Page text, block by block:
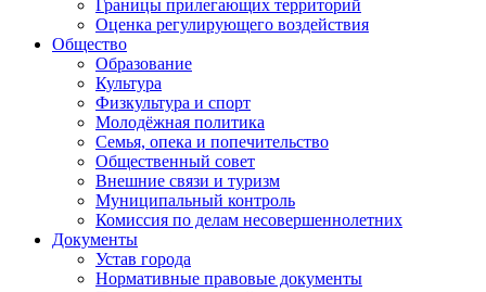
Границы прилегающих территорий
Оценка регулирующего воздействия
Общество
Образование
Культура
Физкультура и спорт
Молодёжная политика
Семья, опека и попечительство
Общественный совет
Внешние связи и туризм
Муниципальный контроль
Комиссия по делам несовершеннолетних
Документы
Устав города
Нормативные правовые документы